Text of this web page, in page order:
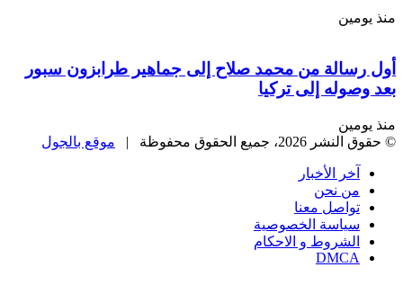
منذ يومين
أول رسالة من محمد صلاح إلى جماهير طرابزون سبور
بعد وصوله إلى تركيا
منذ يومين
© حقوق النشر 2026، جميع الحقوق محفوظة |
موقع بالجول
آخر الأخبار
من نحن
تواصل معنا
سياسة الخصوصية
الشروط و الاحكام
DMCA